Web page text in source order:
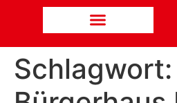
Schlagwort: